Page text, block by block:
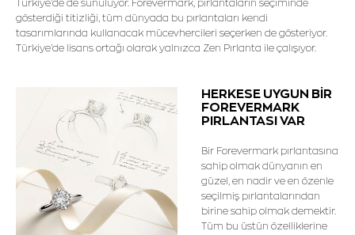
Türkiye'de de sunuluyor. Forevermark, pırlantaların seçiminde
gösterdiği titizliği, tüm dünyada bu pırlantaları kendi
tasarımlarında kullanacak mücevhercileri seçerken de gösteriyor.
Türkiye'de lisans ortağı olarak yalnızca Zen Pırlanta ile çalışıyor.
HERKESE UYGUN BİR
FOREVERMARK
PIRLANTASI VAR
Bir Forevermark pırlantasına
sahip olmak dünyanın en
güzel, en nadir ve en özenle
seçilmiş pırlantalarından
birine sahip olmak demektir.
Tüm bu üstün özelliklerine